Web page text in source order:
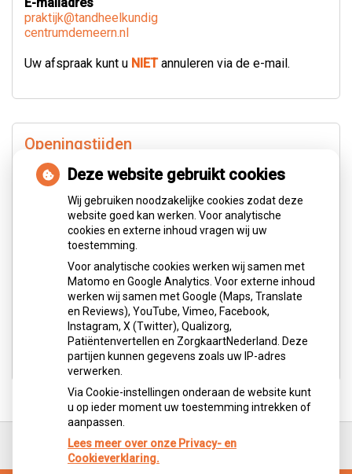
praktijk@tandheelkundig
centrumdemeern.nl
Uw afspraak kunt u NIETannuleren via de e-mail.
Openingstijden
Maandag: 08.00 tot
13.30 tot
- 17.00
Dinsdag:
08.00tot
- 12.30
13.30tot
- 17.00
13.30tot
- 17.00
Donderdag:
08.00tot
- 12.30
13.30tot
- 17.00
Vrijdag:
08.00tot
- 12.30
13.30tot
- 17.00
Deze website gebruikt cookies
Wij gebruiken noodzakelijke cookies zodat deze
website goed kan werken. Voor analytische
cookies en externe inhoud vragen wij uw
toestemming.
Voor analytische cookies werken wij samen met
Matomo en Google Analytics. Voor externe inhoud
werken wij samen met Google (Maps, Translate
en Reviews), YouTube, Vimeo, Facebook,
Instagram, X (Twitter), Qualizorg,
Patiëntenvertellen en ZorgkaartNederland. Deze
partijen kunnen gegevens zoals uw IP-adres
verwerken.
Via Cookie-instellingen onderaan de website kunt
u op ieder moment uw toestemming intrekken of
aanpassen.
Lees meer over onze Privacy- en
Cookieverklaring.